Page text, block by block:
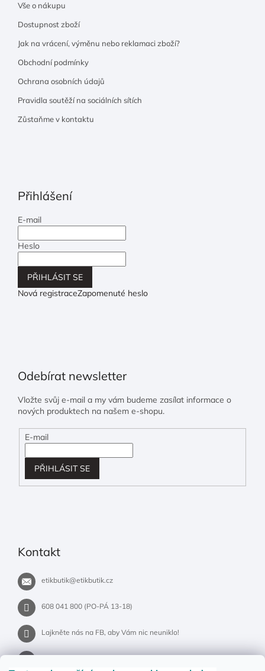
Vše o nákupu
Dostupnost zboží
Jak na vrácení, výměnu nebo reklamaci zboží?
Obchodní podmínky
Ochrana osobních údajů
Pravidla soutěží na sociálních sítích
Zůstaňme v kontaktu
Přihlášení
E-mail
Heslo
PŘIHLÁSIT SE
Nová registraceZapomenuté heslo
Odebírat newsletter
Vložte svůj e-mail a my vám budeme zasílat informace o
nových produktech na našem e-shopu.
E-mail
PŘIHLÁSIT SE
Kontakt
etikbutik@etikbutik.cz
608 041 800 (PO-PÁ 13-18)
Lajkněte nás na FB, aby Vám nic neuniklo!